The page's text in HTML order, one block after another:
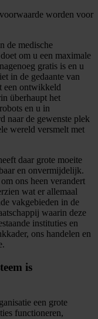
worden voor
de medische
om u een maximale
gratis is en u
in de gedaante van
een ontwikkeld
überhaupt het
en u in
naar de gewenste plek
wereld versmelt met
daar grote moeite
en onvermijdelijk.
ons heen verandert
wat er allemaal
vakgebieden in de
waarin deze
instituties en
ons handelen en
is
een grote
functioneren,